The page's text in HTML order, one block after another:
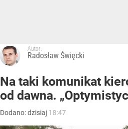
Autor:
Radosław Święcki
Na taki komunikat
od dawna.
Dodano:dzisiaj 18:47